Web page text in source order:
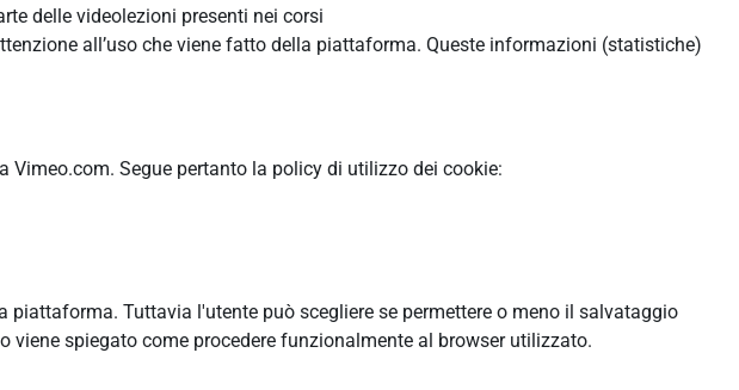
delle videolezioni presenti nei corsi
all’uso che viene fatto della piattaforma. Queste informazioni (statistiche)
Segue pertanto la policy di utilizzo dei cookie:
Tuttavia l'utente può scegliere se permettere o meno il salvataggio
spiegato come procedere funzionalmente al browser utilizzato.